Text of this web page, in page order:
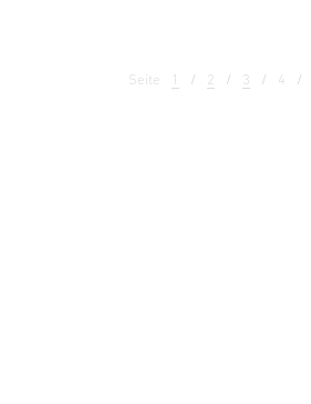
Seite 1 2 3 4